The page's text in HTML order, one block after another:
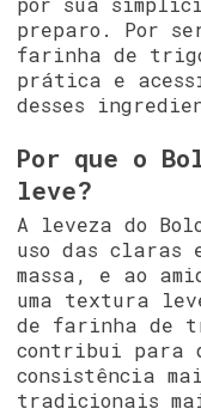
preparo. Por
farinha de
prática e
desses
Por que o
leve?
A leveza do
uso das claras
massa, e ao
uma textura
de farinha de
contribui para
consistência
tradicionais